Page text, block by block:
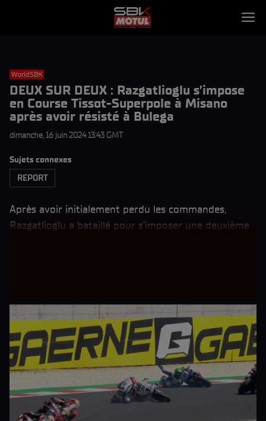
WorldSBK
DEUX SUR DEUX : Razgatlioglu s’impose
en Course Tissot-Superpole à Misano
après avoir résisté à Bulega
dimanche, 16 juin 2024 13:43 GMT
Sujets connexes
REPORT
Après avoir initialement perdu les commandes,
Razgatlioglu a bataillé pour s’imposer une deuxième